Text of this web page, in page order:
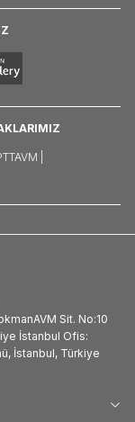
|
Sit. No:10
İstanbul Ofis:
İstanbul, Türkiye